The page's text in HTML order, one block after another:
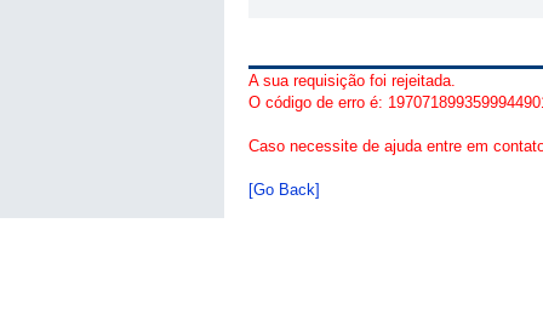
A sua requisição foi rejeitada.
O código de erro é:
Caso necessite de ajuda entre em
[Go Back]